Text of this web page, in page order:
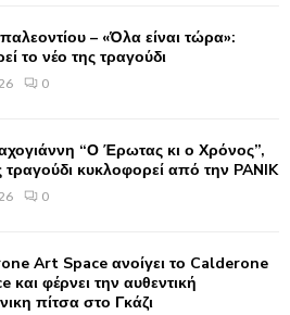
– «Όλα είναι τώρα»:
το νέο της τραγούδι
0
“Ο Έρωτας κι ο Χρόνος”,
τραγούδι κυκλοφορεί από την PANIK
0
Art Space ανοίγει το Calderone
και φέρνει την αυθεντική
πίτσα στο Γκάζι